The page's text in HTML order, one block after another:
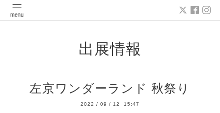
出展情報
左京ワンダーランド 秋祭り
2022 / 09 / 12 15:47